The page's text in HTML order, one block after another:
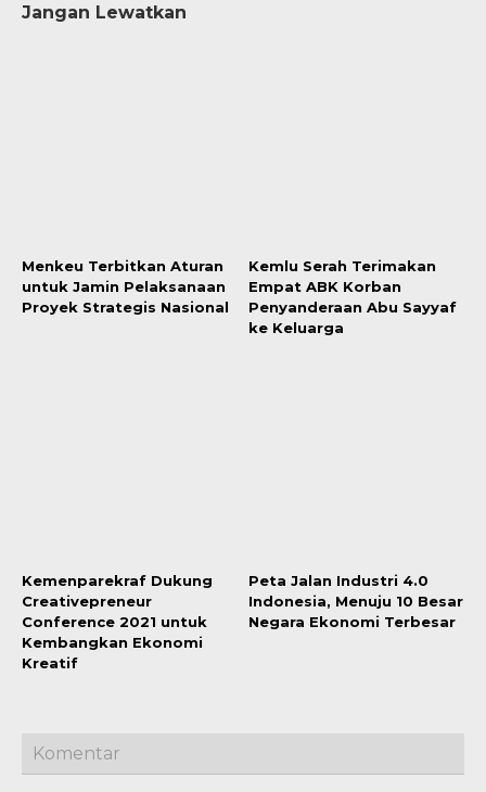
Jangan Lewatkan
Menkeu Terbitkan Aturan
untuk Jamin Pelaksanaan
Proyek Strategis Nasional
Kemlu Serah Terimakan
Empat ABK Korban
Penyanderaan Abu Sayyaf
ke Keluarga
Kemenparekraf Dukung
Creativepreneur
Conference 2021 untuk
Kembangkan Ekonomi
Kreatif
Peta Jalan Industri 4.0
Indonesia, Menuju 10 Besar
Negara Ekonomi Terbesar
Komentar